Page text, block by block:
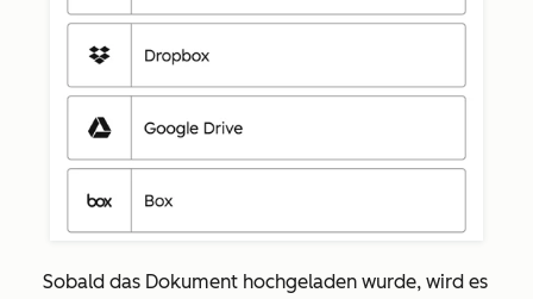
Sobald das Dokument hochgeladen wurde, wird es